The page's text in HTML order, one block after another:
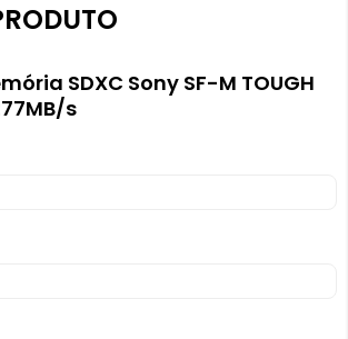
SDXC Sony SF-M TOUGH
s